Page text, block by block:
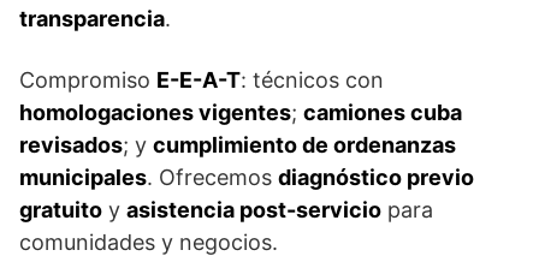
transparencia.
Compromiso E-E-A-T: técnicos con
homologaciones vigentes; camiones cuba
revisados; y cumplimiento de ordenanzas
municipales. Ofrecemos diagnóstico previo
gratuito y asistencia post-servicio para
comunidades y negocios.